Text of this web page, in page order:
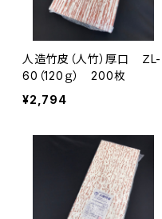
人造竹皮（人竹）厚口 ＺL-
60（120ｇ） 200枚
¥2,794